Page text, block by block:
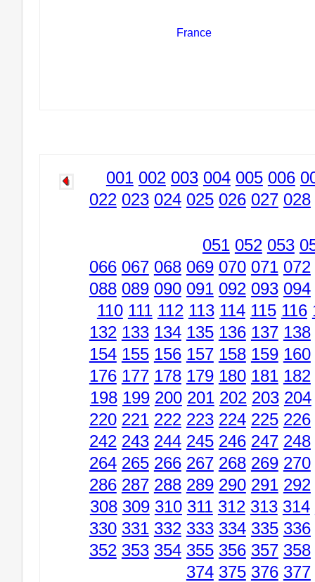
France
001 002 003 004 005 006
022 023 024 025 026 027 028
051 052 053
066 067 068 069 070 071 072
088 089 090 091 092 093 094
110 111 112 113 114 115 116
132 133 134 135 136 137 138
154 155 156 157 158 159 160
176 177 178 179 180 181 182
198 199 200 201 202 203 204
220 221 222 223 224 225 226
242 243 244 245 246 247 248
264 265 266 267 268 269 270
286 287 288 289 290 291 292
308 309 310 311 312 313 314
330 331 332 333 334 335 336
352 353 354 355 356 357 358
374 375 376 377